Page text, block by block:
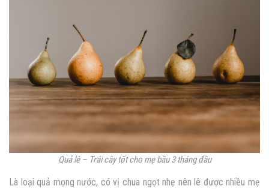
Quả lê – Trái cây tốt cho mẹ bầu 3 tháng đầu
Là loại quả mọng nước, có vị chua ngọt nhẹ nên lê được nhiều mẹ